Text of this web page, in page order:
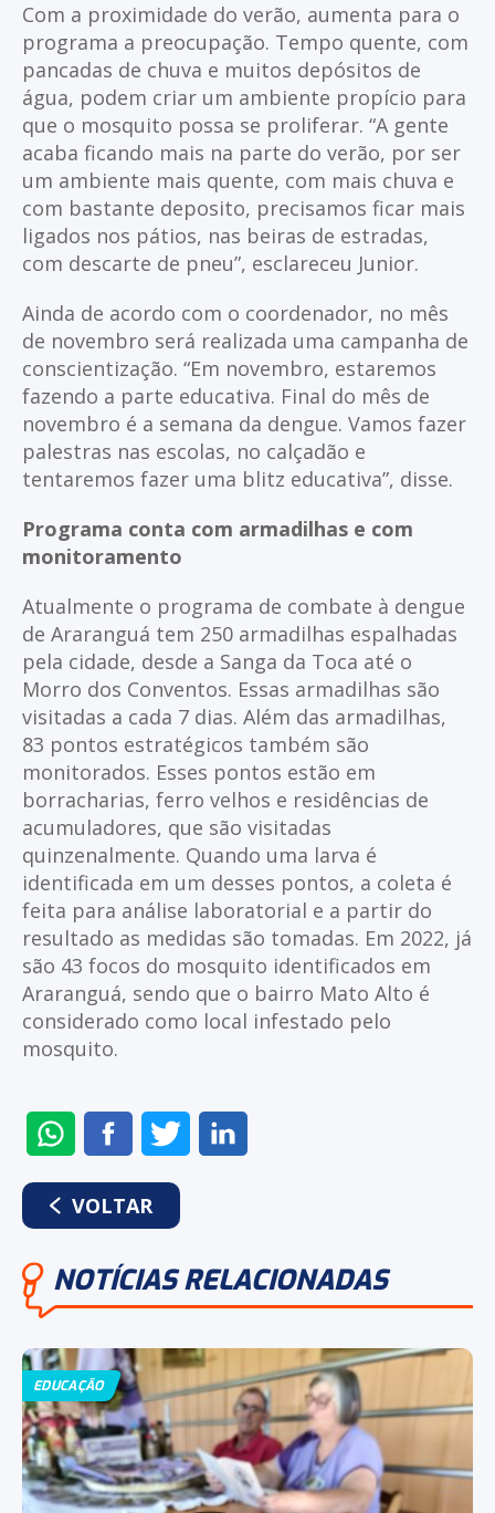
Com a proximidade do verão, aumenta para o
programa a preocupação. Tempo quente, com
pancadas de chuva e muitos depósitos de
água, podem criar um ambiente propício para
que o mosquito possa se proliferar. “A gente
acaba ficando mais na parte do verão, por ser
um ambiente mais quente, com mais chuva e
com bastante deposito, precisamos ficar mais
ligados nos pátios, nas beiras de estradas,
com descarte de pneu”, esclareceu Junior.
Ainda de acordo com o coordenador, no mês
de novembro será realizada uma campanha de
conscientização. “Em novembro, estaremos
fazendo a parte educativa. Final do mês de
novembro é a semana da dengue. Vamos fazer
palestras nas escolas, no calçadão e
tentaremos fazer uma blitz educativa”, disse.
Programa conta com armadilhas e com
monitoramento
Atualmente o programa de combate à dengue
de Araranguá tem 250 armadilhas espalhadas
pela cidade, desde a Sanga da Toca até o
Morro dos Conventos. Essas armadilhas são
visitadas a cada 7 dias. Além das armadilhas,
83 pontos estratégicos também são
monitorados. Esses pontos estão em
borracharias, ferro velhos e residências de
acumuladores, que são visitadas
quinzenalmente. Quando uma larva é
identificada em um desses pontos, a coleta é
feita para análise laboratorial e a partir do
resultado as medidas são tomadas. Em 2022, já
são 43 focos do mosquito identificados em
Araranguá, sendo que o bairro Mato Alto é
considerado como local infestado pelo
mosquito.
ENVIAR
NO
WHATSAPP
COMPARTILHAR
NO
FACEBOOK
COMPARTILHAR
NO
VOLTAR
NOTÍCIAS RELACIONADAS
EDUCAÇÃO